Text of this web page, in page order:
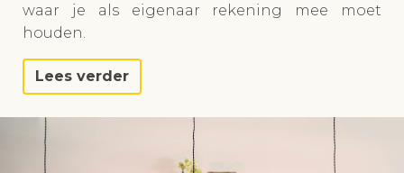
waar je als eigenaar rekening mee moet
houden.
Lees verder